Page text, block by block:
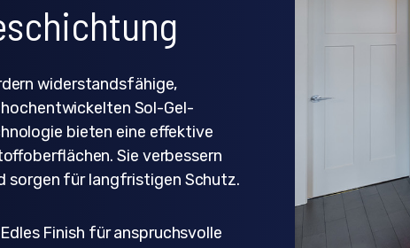
widerstandsfähige,
Sol-Gel-
bieten eine effektive
Sie verbessern
sorgen für langfristigen Schutz.
Edles Finish für anspruchsvolle